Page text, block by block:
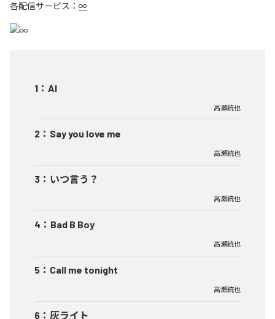
各配信サービス： ∞
1 ： AI
高瀬統也
2 ： Say you love me
高瀬統也
3 ： いつ言う？
高瀬統也
4 ： Bad B Boy
高瀬統也
5 ： Call me tonight
高瀬統也
6 ： 灰ライト